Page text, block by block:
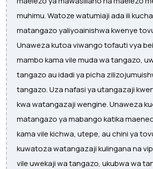
muhimu. Watoze watumiaji ada ili
matangazo yaliyoainishwa kwenye
Unaweza kutoa viwango tofauti vya
mambo kama vile muda wa tangazo,
tangazo au idadi ya picha
tangazo. Uza nafasi ya utangazaji
kwa watangazaji wengine. Unaweza
matangazo ya mabango katika
kama vile kichwa, utepe, au chini ya
kuwatoza watangazaji kulingana na
vile uwekaji wa tangazo, ukubwa wa